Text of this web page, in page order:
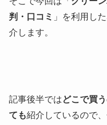
判・口コミ 」を利用し
介します。
記事後半では どこで買
ても紹介しているので